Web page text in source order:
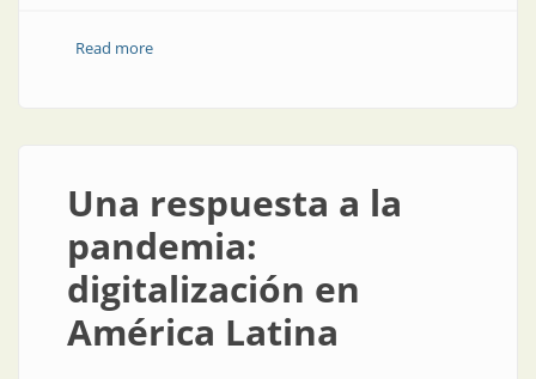
Read moreabout HAZOP/LOPA vía videoconferencia
Una respuesta a la
pandemia:
digitalización en
América Latina